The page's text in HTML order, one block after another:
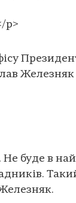
p>
Железняк
Не буде в